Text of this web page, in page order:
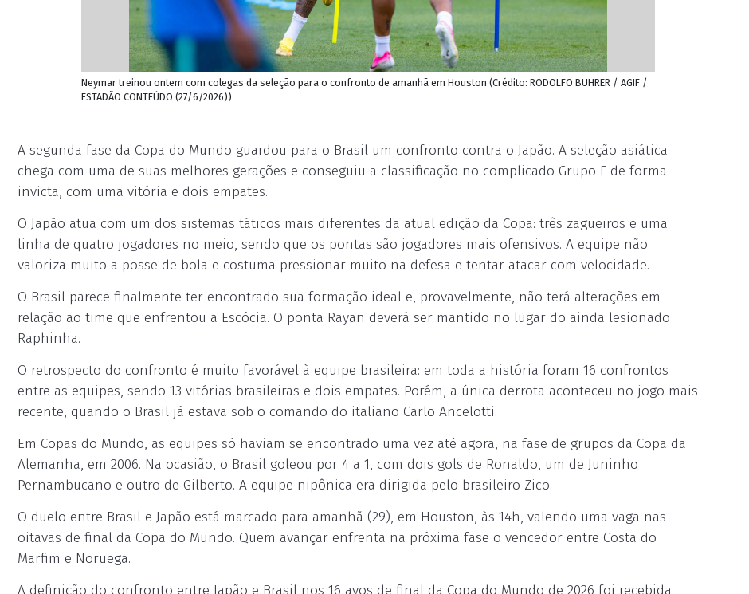
Neymar treinou ontem com colegas da seleção para o confronto de amanhã em Houston (Crédito: RODOLFO BUHRER / AGIF /
ESTADÃO CONTEÚDO (27/6/2026))
A segunda fase da Copa do Mundo guardou para o Brasil um confronto contra o Japão. A seleção asiática
chega com uma de suas melhores gerações e conseguiu a classificação no complicado Grupo F de forma
invicta, com uma vitória e dois empates.
O Japão atua com um dos sistemas táticos mais diferentes da atual edição da Copa: três zagueiros e uma
linha de quatro jogadores no meio, sendo que os pontas são jogadores mais ofensivos. A equipe não
valoriza muito a posse de bola e costuma pressionar muito na defesa e tentar atacar com velocidade.
O Brasil parece finalmente ter encontrado sua formação ideal e, provavelmente, não terá alterações em
relação ao time que enfrentou a Escócia. O ponta Rayan deverá ser mantido no lugar do ainda lesionado
Raphinha.
O retrospecto do confronto é muito favorável à equipe brasileira: em toda a história foram 16 confrontos
entre as equipes, sendo 13 vitórias brasileiras e dois empates. Porém, a única derrota aconteceu no jogo mais
recente, quando o Brasil já estava sob o comando do italiano Carlo Ancelotti.
Em Copas do Mundo, as equipes só haviam se encontrado uma vez até agora, na fase de grupos da Copa da
Alemanha, em 2006. Na ocasião, o Brasil goleou por 4 a 1, com dois gols de Ronaldo, um de Juninho
Pernambucano e outro de Gilberto. A equipe nipônica era dirigida pelo brasileiro Zico.
O duelo entre Brasil e Japão está marcado para amanhã (29), em Houston, às 14h, valendo uma vaga nas
oitavas de final da Copa do Mundo. Quem avançar enfrenta na próxima fase o vencedor entre Costa do
Marfim e Noruega.
A definição do confronto entre Japão e Brasil nos 16 avos de final da Copa do Mundo de 2026 foi recebida